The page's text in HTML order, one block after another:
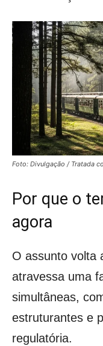
Foto: Divulgação / Tratada
Por que o
agora
O assunto volta
atravessa uma
simultâneas,
estruturantes e
regulatória.